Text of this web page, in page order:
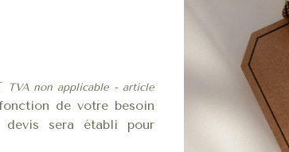
TVA non applicable - article
de votre besoin
devis sera établi pour